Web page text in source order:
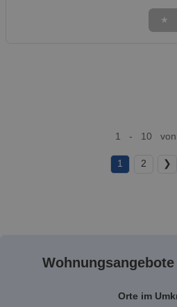
★
1 - 10
1 2 ❯
Orte im